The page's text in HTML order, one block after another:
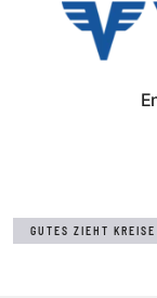
GUTES ZIEHT KREISE